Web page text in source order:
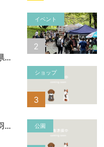
千代田西公園（岐阜県羽島市）
長間北公園（岐阜県羽島市）
イベント
2
ショップ
3
公園